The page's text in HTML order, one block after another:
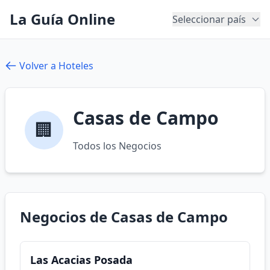
La Guía Online Seleccionar país
Volver a Hoteles
🏢 Casas de Campo
Todos los Negocios
Negocios de Casas de Campo
Las Acacias Posada